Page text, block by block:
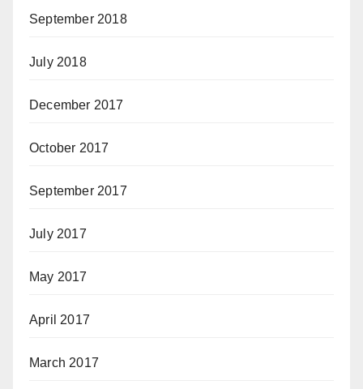
September 2018
July 2018
December 2017
October 2017
September 2017
July 2017
May 2017
April 2017
March 2017